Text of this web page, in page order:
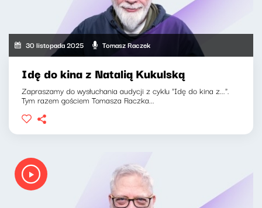
30 listopada 2025 Tomasz Raczek
Idę do kina z Natalią Kukulską
Zapraszamy do wysłuchania audycji z cyklu "Idę do kina z...".
Tym razem gościem Tomasza Raczka...